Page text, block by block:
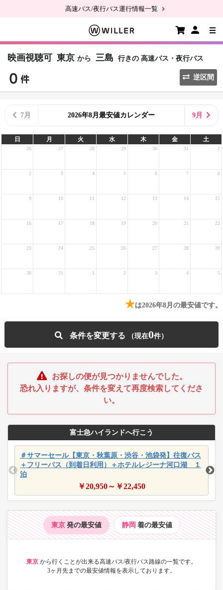
高速バス/夜行バス運行情報一覧
映画視聴可 東京 から 三島 行きの 高速バス・夜行バス
逆区間
7月 2026年8月最安値カレンダー 9月
日 月 火 水 木 金 土
26 27 28 29 30 31 1
2 3 4 5 6 7 8
9 10 11 12 13 14 15
16 17 18 19 20 21 22
23 24 25 26 27 28 29
30 31 1 2 3 4 5
★は2026年8月の最安値です。
条件を変更する 0
お探しの便が見つかりませんでした。
恐れ入りますが、条件を変えて再度検索してくださ
い。
富士急ハイランドへ行こう
＃サマーセール【東京・秋葉原・渋谷・池袋発】往復バス
＋フリーパス（到着日利用）＋ホテルレジーナ河口湖 １
泊
￥20,950～￥22,450
東京 発の最安値 静岡 着の最安値
東京 から行くことが出来る高速バス/夜行バス路線の一覧です。
3ヶ月先までの最安値情報を表示しております。